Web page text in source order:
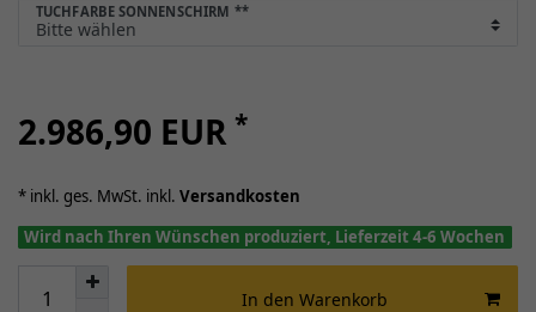
TUCHFARBE SONNENSCHIRM **
2.986,90 EUR *
* inkl. ges. MwSt. inkl. Versandkosten
Wird nach Ihren Wünschen produziert, Lieferzeit 4-6 Wochen
In den Warenkorb